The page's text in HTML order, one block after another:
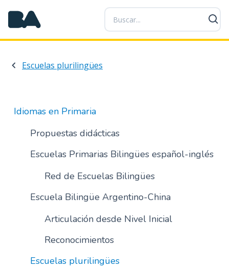
P
a
s
a
t
n
d
p
r
i
Escuelas plurilingües
Idiomas en Primaria
Propuestas didácticas
Escuelas Primarias Bilingües español-inglés
Red de Escuelas Bilingües
Escuela Bilingüe Argentino-China
Articulación desde Nivel Inicial
Reconocimientos
Escuelas plurilingües